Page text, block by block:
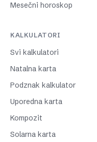
Mesečni horoskop
KALKULATORI
Svi kalkulatori
Natalna karta
Podznak kalkulator
Uporedna karta
Kompozit
Solarna karta